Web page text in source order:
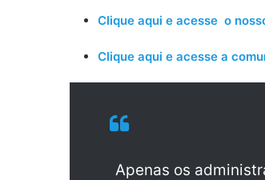
Clique aqui e acesse o
Clique aqui e acesse a
Apenas os